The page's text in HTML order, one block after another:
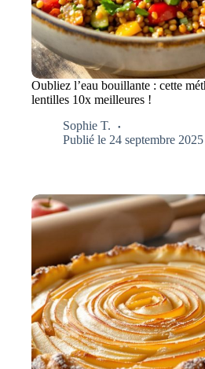
Oubliez l’eau bouillante : cette
lentilles 10x meilleures !
Sophie T.
Publié le 24 septembre